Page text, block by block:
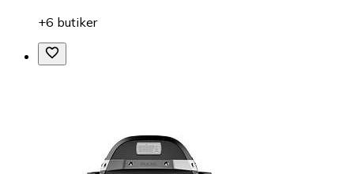
+6 butiker